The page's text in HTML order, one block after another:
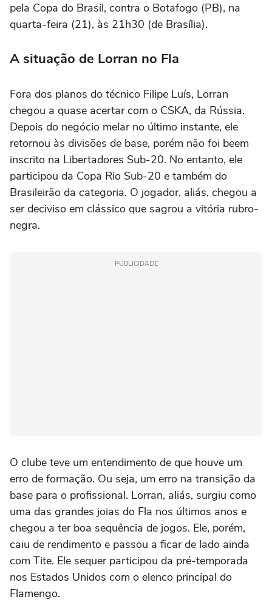
pela Copa do Brasil, contra o Botafogo (PB), na
quarta-feira (21), às 21h30 (de Brasília).
A situação de Lorran no Fla
Fora dos planos do técnico Filipe Luís, Lorran
chegou a quase acertar com o CSKA, da Rússia.
Depois do negócio melar no último instante, ele
retornou às divisões de base, porém não foi beem
inscrito na Libertadores Sub-20. No entanto, ele
participou da Copa Rio Sub-20 e também do
Brasileirão da categoria. O jogador, aliás, chegou a
ser deciviso em clássico que sagrou a vitória rubro-
negra.
PUBLICIDADE
O clube teve um entendimento de que houve um
erro de formação. Ou seja, um erro na transição da
base para o profissional. Lorran, aliás, surgiu como
uma das grandes joias do Fla nos últimos anos e
chegou a ter boa sequência de jogos. Ele, porém,
caiu de rendimento e passou a ficar de lado ainda
com Tite. Ele sequer participou da pré-temporada
nos Estados Unidos com o elenco principal do
Flamengo.